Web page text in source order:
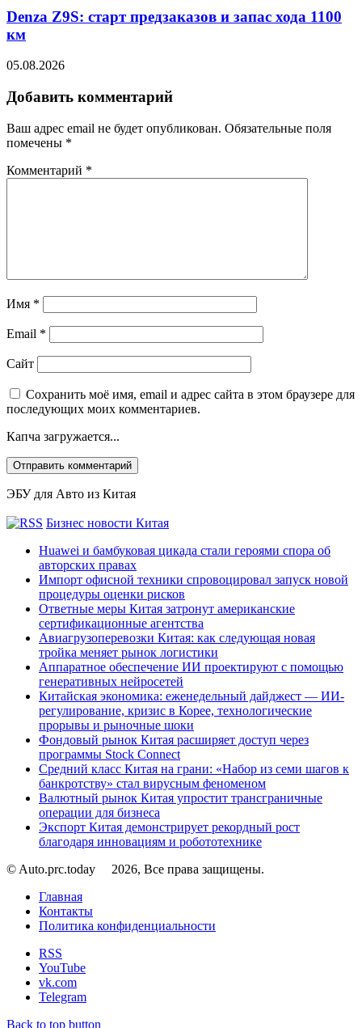
Denza Z9S: старт предзаказов и запас хода 1100
км
05.08.2026
Добавить комментарий
Ваш адрес email не будет опубликован. Обязательные поля
помечены *
Комментарий *
Имя *
Email *
Сайт
Сохранить моё имя, email и адрес сайта в этом браузере для
последующих моих комментариев.
Капча загружается...
ЭБУ для Авто из Китая
Бизнес новости Китая
Huawei и бамбуковая цикада стали героями спора об
авторских правах
Импорт офисной техники спровоцировал запуск новой
процедуры оценки рисков
Ответные меры Китая затронут американские
сертификационные агентства
Авиагрузоперевозки Китая: как следующая новая
тройка меняет рынок логистики
Аппаратное обеспечение ИИ проектируют с помощью
генеративных нейросетей
Китайская экономика: еженедельный дайджест — ИИ-
регулирование, кризис в Корее, технологические
прорывы и рыночные шоки
Фондовый рынок Китая расширяет доступ через
программы Stock Connect
Средний класс Китая на грани: «Набор из семи шагов к
банкротству» стал вирусным феноменом
Валютный рынок Китая упростит трансграничные
операции для бизнеса
Экспорт Китая демонстрирует рекордный рост
благодаря инновациям и робототехнике
© Auto.prc.today
2026, Все права защищены.
Главная
Контакты
Политика конфиденциальности
RSS
YouTube
vk.com
Telegram
Back to top button